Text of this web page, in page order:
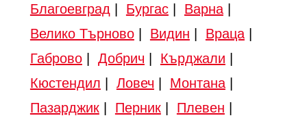
Благоевград Бургас| Варна|
Велико Търново| Видин Враца|
Габрово| Добрич Кърджали
Кюстендил
Ловеч Монтана|
Пазарджик| Перник| Плевен